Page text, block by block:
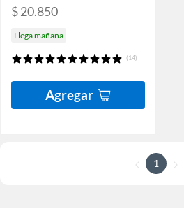
$ 20.850
Llega mañana
(14)
Agregar
1